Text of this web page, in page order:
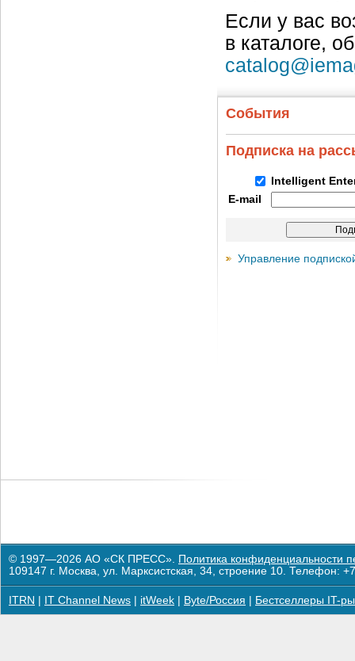
Если у вас
в каталоге,
События
Подписка на
Intelligent
E-mail
Управление
© 1997—2026 АО «СК ПРЕСС». Политика конфиденциальности
109147 г. Москва, ул. Марксистская, 34, строение 10. Телефон:
ITRN IT Channel News itWeek Byte/Россия Бестселлеры IT-